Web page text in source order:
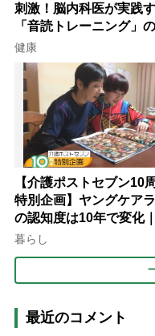
刺激！脳内科医が実践
「音読トレーニング」
意
健康
【介護ポストセブン10
特別企画】ヤングケア
の認知度は10年で変化
行語大賞にノミネート、
暮らし
最近のコメント